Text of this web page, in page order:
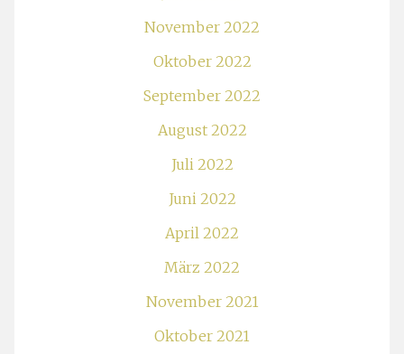
April 2022
März 2022
November 2021
Oktober 2021
September 2021
Mai 2021
März 2021
Januar 2021
September 2020
August 2020